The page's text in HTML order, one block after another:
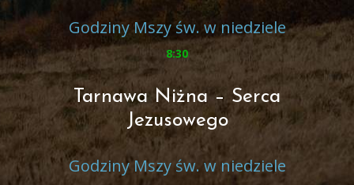
Godziny Mszy św. w niedziele
8:30
Tarnawa Niżna – Serca
Jezusowego
Godziny Mszy św. w niedziele